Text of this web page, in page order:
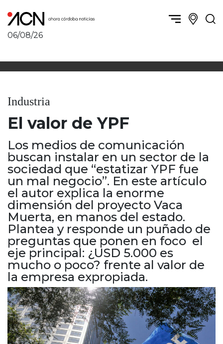
06/08/26
Política y Economía
Córdoba obrera
Deportes
Córdoba diverse
Córdoba independiente
Nacionales
Internacionales
Humor
Córdoba, la ciudad
San Francisco y zona
Traslasierra
Punilla / Carlos Paz
Alta Gracia
Marcos Juárez
Río Primero
Valle de Calamuchita
Jesús María y norte
Cruz del Eje
Corredor de Ansenuza
La Carlota y zona
Laboulaye y sur
Bell Ville
Río Tercero
Despeñaderos
Industria
El valor de YPF
Los medios de comunicación
buscan instalar en un sector de la
sociedad que “estatizar YPF fue
un mal negocio”. En este artículo
el autor explica la enorme
dimensión del proyecto Vaca
Muerta, en manos del estado.
Plantea y responde un puñado de
preguntas que ponen en foco el
eje principal: ¿USD 5.000 es
mucho o poco? frente al valor de
la empresa expropiada.